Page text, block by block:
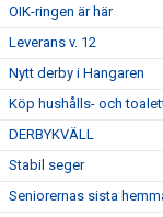
OIK-ringen är här
Leverans v. 12
Nytt derby i Hangaren
Köp hushålls- och
DERBYKVÄLL
Stabil seger
Seniorernas sista